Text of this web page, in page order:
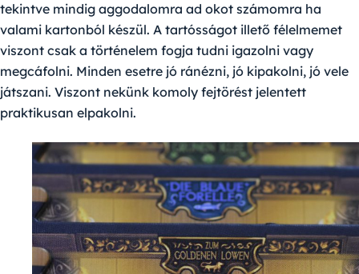
tekintve mindig aggodalomra ad okot számomra ha
valami kartonból készül. A tartósságot illető félelmemet
viszont csak a történelem fogja tudni igazolni vagy
megcáfolni. Minden esetre jó ránézni, jó kipakolni, jó vele
játszani. Viszont nekünk komoly fejtörést jelentett
praktikusan elpakolni.